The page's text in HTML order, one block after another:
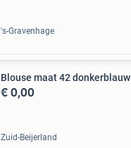
's-Gravenhage
Blouse maat 42 donkerblauw
€ 0,00
Zuid-Beijerland